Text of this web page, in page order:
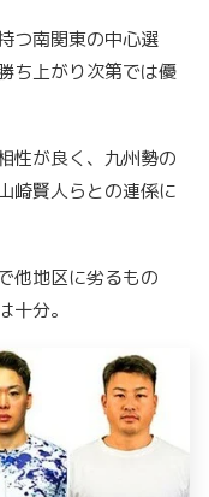
つ南関東の中心選
ち上がり次第では優
性が良く、九州勢の
崎賢人らとの連係に
他地区に劣るもの
十分。